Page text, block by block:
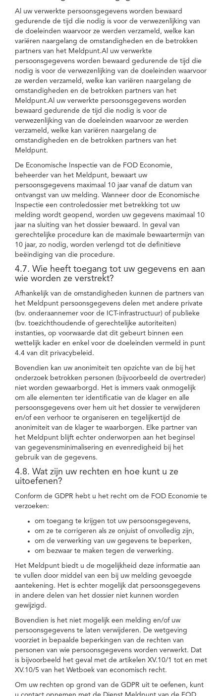
Al uw verwerkte persoonsgegevens worden bewaard
gedurende de tijd die nodig is voor de verwezenlijking van
de doeleinden waarvoor ze werden verzameld, welke kan
variëren naargelang de omstandigheden en de betrokken
partners van het Meldpunt.Al uw verwerkte
persoonsgegevens worden bewaard gedurende de tijd die
nodig is voor de verwezenlijking van de doeleinden waarvoor
ze werden verzameld, welke kan variëren naargelang de
omstandigheden en de betrokken partners van het
Meldpunt.Al uw verwerkte persoonsgegevens worden
bewaard gedurende de tijd die nodig is voor de
verwezenlijking van de doeleinden waarvoor ze werden
verzameld, welke kan variëren naargelang de
omstandigheden en de betrokken partners van het
Meldpunt.
De Economische Inspectie van de FOD Economie,
beheerder van het Meldpunt, bewaart uw
persoonsgegevens maximaal 10 jaar vanaf de datum van
ontvangst van uw melding. Wanneer door de Economische
Inspectie een controledossier met betrekking tot uw
melding wordt geopend, worden uw gegevens maximaal 10
jaar na sluiting van het dossier bewaard. In geval van
gerechtelijke procedure kan de maximale bewaartermijn van
10 jaar, zo nodig, worden verlengd tot de definitieve
beëindiging van die procedure.
4.7. Wie heeft toegang tot uw gegevens en aan
wie worden ze verstrekt?
Afhankelijk van de omstandigheden kunnen de partners van
het Meldpunt persoonsgegevens delen met andere private
(bv. onderaannemer voor de ICT-infrastructuur) of publieke
(bv. toezichthoudende of gerechtelijke autoriteiten)
instanties, op voorwaarde dat dit gebeurt binnen een
wettelijk kader en enkel voor de doeleinden vermeld in punt
4.4 van dit privacybeleid.
Bovendien kan uw anonimiteit ten opzichte van de bij het
onderzoek betrokken personen (bijvoorbeeld de overtreder)
niet worden gewaarborgd. Het is immers vaak onmogelijk
om alle elementen ter identificatie van de klager en alle
persoonsgegevens over hem uit het dossier te verwijderen
en/of een verhoor te organiseren en tegelijkertijd de
anonimiteit van de klager te waarborgen. Elke partner van
het Meldpunt blijft echter onderworpen aan het beginsel
van gegevensminimalisering en evenredigheid bij het
gebruik van de gegevens.
4.8. Wat zijn uw rechten en hoe kunt u ze
uitoefenen?
Conform de GDPR hebt u het recht om de FOD Economie te
verzoeken:
om toegang te krijgen tot uw persoonsgegevens,
om ze te corrigeren als ze onjuist of onvolledig zijn,
om de verwerking van uw gegevens te beperken,
om bezwaar te maken tegen de verwerking.
Het Meldpunt biedt u de mogelijkheid deze informatie aan
te vullen door middel van een bij uw melding gevoegde
aantekening. Het is echter mogelijk dat persoonsgegevens
in andere delen van het dossier niet kunnen worden
gewijzigd.
Bovendien is het niet mogelijk een melding en/of uw
persoonsgegevens te laten verwijderen. De wetgeving
voorziet in bepaalde beperkingen van de rechten van
personen van wie persoonsgegevens worden verwerkt. Dat
is bijvoorbeeld het geval met de artikelen XV.10/1 tot en met
XV.10/5 van het Wetboek van economisch recht.
Om uw rechten op grond van de GDPR uit te oefenen, kunt